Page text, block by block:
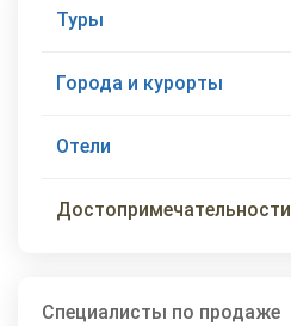
Туры
Города и курорты
Отели
Достопримечательности
Специалисты по продаже